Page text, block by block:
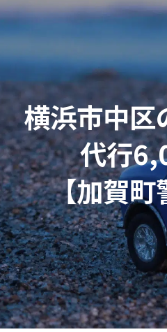
横浜市中区
代行
【加賀町